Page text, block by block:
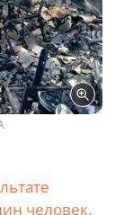
человек,